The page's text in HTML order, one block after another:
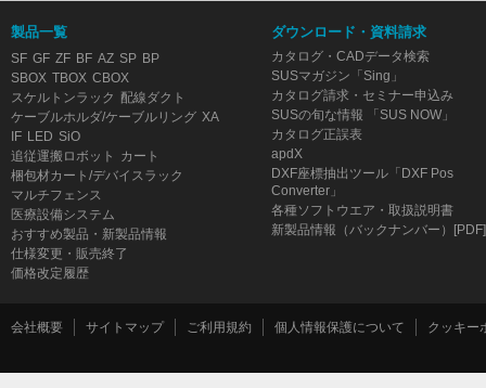
製品一覧
SF GF ZF BF AZ SP BP
SBOX TBOX CBOX
スケルトンラック 配線ダクト
ケーブルホルダ/ケーブルリング XA
IF LED SiO
追従運搬ロボット
カート
梱包材カート/デバイスラック
マルチフェンス
医療設備システム
おすすめ製品・新製品情報
仕様変更・販売終了
価格改定履歴
ダウンロード・資料請求
カタログ・CADデータ検索
SUSマガジン「Sing」
カタログ請求・セミナー申込み
SUSの旬な情報 「SUS NOW」
カタログ正誤表
apdX
DXF座標抽出ツール「DXF Pos
Converter」
各種ソフトウエア・取扱説明書
新製品情報（バックナンバー）[PDF]
会社概要 サイトマップ ご利用規約 個人情報保護について クッキー